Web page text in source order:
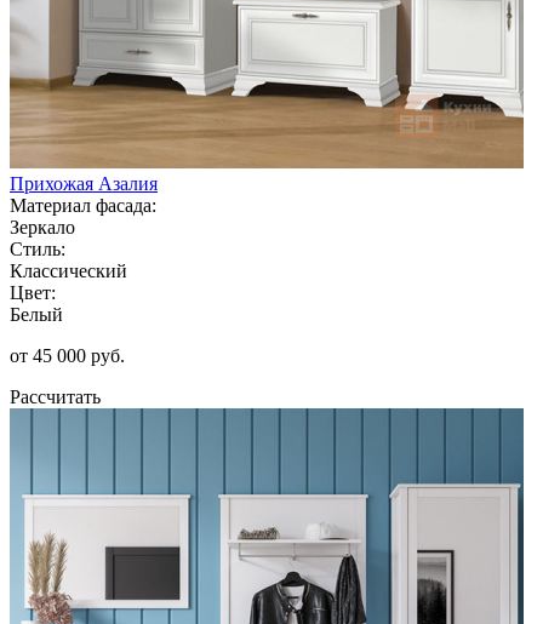
Прихожая Азалия
Материал фасада:
Зеркало
Стиль:
Классический
Цвет:
Белый
от 45 000 руб.
Рассчитать